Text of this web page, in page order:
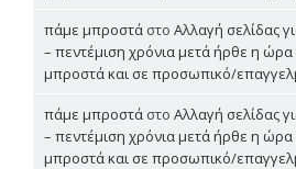
πάμε μπροστά στο Αλλαγή σελίδας
– πεντέμιση χρόνια μετά ήρθε η
μπροστά και σε προσωπικό/
πάμε μπροστά στο Αλλαγή σελίδας
– πεντέμιση χρόνια μετά ήρθε η
μπροστά και σε προσωπικό/